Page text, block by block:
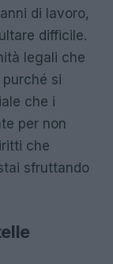
di lavoro,
difficile.
legali che
si
che i
per non
che
sfruttando